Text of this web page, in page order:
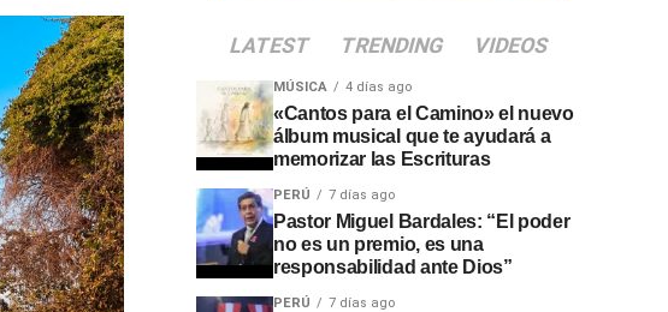
LATEST TRENDING VIDEOS
MÚSICA 4 días ago
«Cantos para el Camino» el nuevo
álbum musical que te ayudará a
memorizar las Escrituras
PERÚ 7 días ago
Pastor Miguel Bardales: “El poder
no es un premio, es una
responsabilidad ante Dios”
PERÚ 7 días ago